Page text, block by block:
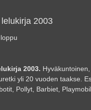
2003
2003.
yli 20 vuoden taakse.
Pollyt, Barbiet,